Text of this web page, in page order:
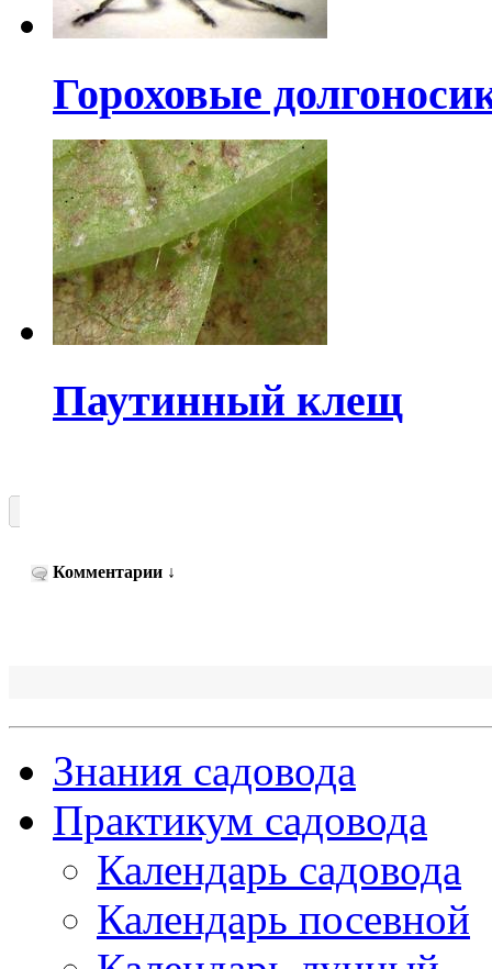
Гороховые
Паутинный клещ
Комментарии ↓
Знания садовода
Практикум садовода
Календарь садовода
Календарь посевной